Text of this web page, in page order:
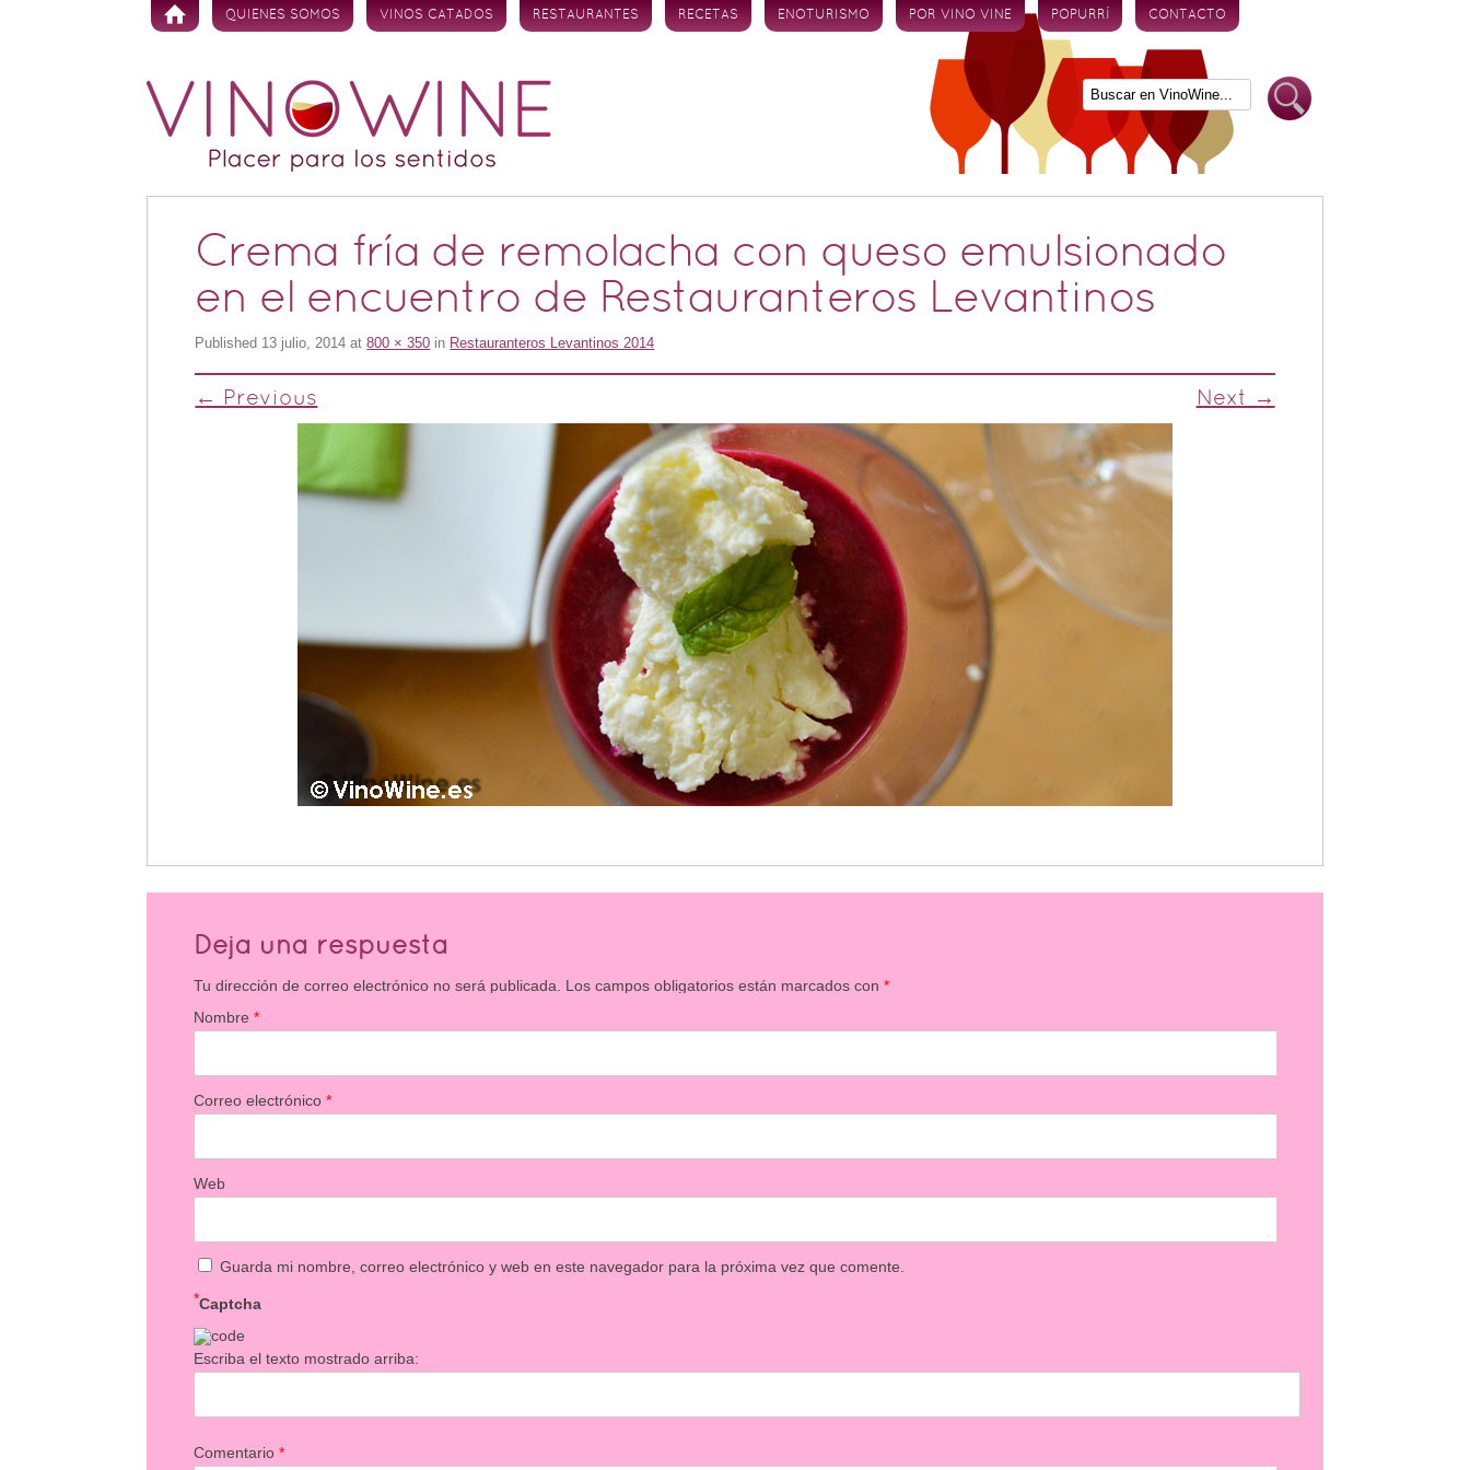
Skip to content
QUIENES SOMOS VINOS CATADOS RESTAURANTES RECETAS ENOTURISMO POR VINO VINE POPURRÍ CONTACTO
Crema fría de remolacha con queso emulsionado
en el encuentro de Restauranteros Levantinos
Published 13 julio, 2014 at800 × 350 in Restauranteros Levantinos 2014
← Previous Next →
Deja una respuesta
Tu dirección de correo electrónico no será publicada. Los campos obligatorios están marcados con*
Nombre*
Correo electrónico*
Web
Guarda mi nombre, correo electrónico y web en este navegador para la próxima vez que comente.
Captcha
*
Escriba el texto mostrado arriba:
Comentario*